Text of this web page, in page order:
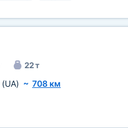
22 т
(UA) ~ 708 км